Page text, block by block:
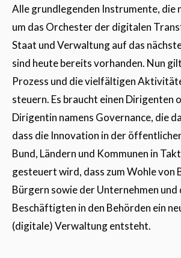
Alle grundlegenden Instrumente, die
um das Orchester der digitalen
Staat und Verwaltung auf das
sind heute bereits vorhanden. Nun
Prozess und die vielfältigen
steuern. Es braucht einen Dirigenten
Dirigentin namens Governance, die
dass die Innovation in der
Bund, Ländern und Kommunen in
gesteuert wird, dass zum Wohle von
Bürgern sowie der Unternehmen und
Beschäftigten in den Behörden ein
(digitale) Verwaltung entsteht.